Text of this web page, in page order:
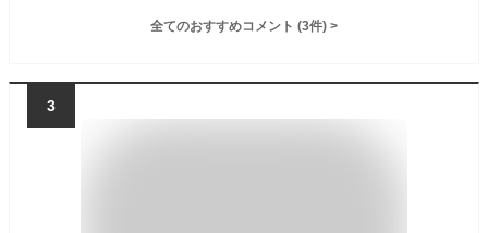
全てのおすすめコメント (3件) >
3